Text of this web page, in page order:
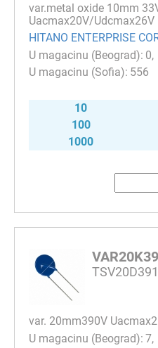
var.metal oxide 10mm
Uacmax20V/Udcmax26V
HITANO ENTERPRISE
0
556
10
100
1000
var. 20mm390V
7